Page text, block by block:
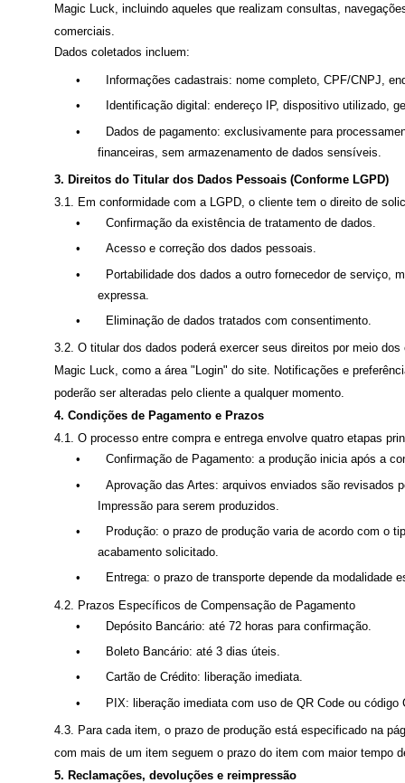
Magic Luck, incluindo aqueles que realizam consultas,
comerciais.
Dados coletados incluem:
•
Informações cadastrais: nome completo, CPF/CNPJ,
•
Identificação digital: endereço IP, dispositivo utilizado,
•
Dados de pagamento: exclusivamente para
financeiras, sem armazenamento de dados sensíveis.
3. Direitos do Titular dos Dados Pessoais (Conforme LGPD)
3.1. Em conformidade com a LGPD, o cliente tem o direito de
•
Confirmação da existência de tratamento de dados.
•
Acesso e correção dos dados pessoais.
•
Portabilidade dos dados a outro fornecedor de serviço,
expressa.
•
Eliminação de dados tratados com consentimento.
3.2. O titular dos dados poderá exercer seus direitos por meio
Magic Luck, como a área "Login" do site. Notificações e
poderão ser alteradas pelo cliente a qualquer momento.
4. Condições de Pagamento e Prazos
4.1. O processo entre compra e entrega envolve quatro etapas
•
Confirmação de Pagamento: a produção inicia após a
•
Aprovação das Artes: arquivos enviados são revisados
Impressão para serem produzidos.
•
Produção: o prazo de produção varia de acordo com o
acabamento solicitado.
•
Entrega: o prazo de transporte depende da modalidade
4.2. Prazos Específicos de Compensação de Pagamento
•
Depósito Bancário: até 72 horas para confirmação.
•
Boleto Bancário: até 3 dias úteis.
•
Cartão de Crédito: liberação imediata.
•
PIX: liberação imediata com uso de QR Code ou código
4.3. Para cada item, o prazo de produção está especificado na
com mais de um item seguem o prazo do item com maior tempo
5. Reclamações, devoluções e reimpressão